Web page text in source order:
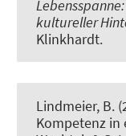
kultureller
Klinkhardt.
Lindmeier, B.
Kompetenz in